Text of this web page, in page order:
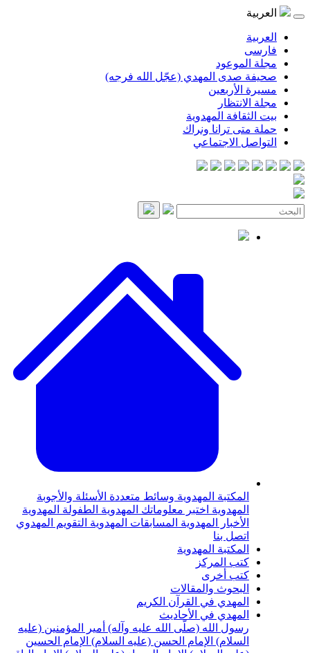
المهدي (عجّل الله فرجه)
المهدوية
ترانا ونراك
الاجتماعي
المهدويةوسائط متعددةالأسئلة والأجوبة
اختبر معلوماتك المهدويةالطفولة المهدوية
المهدويةالمسابقات المهدويةالتقويم المهدوي
المهدوية
والمقالات
في القرآن الكريم
في الأحاديث
الله (صلّى الله عليه وآله) أمير المؤمنين (عليه
الإمام الحسن (عليه السلام) الإمام الحسين